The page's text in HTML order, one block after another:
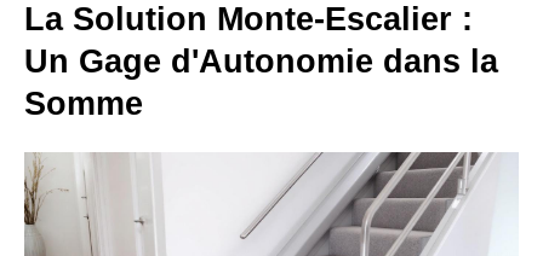
La Solution Monte-Escalier :
Un Gage d'Autonomie dans la
Somme